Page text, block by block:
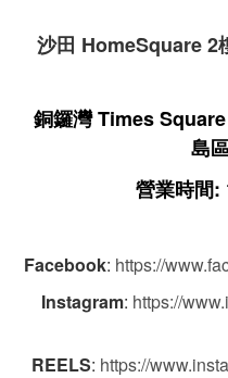
沙田 HomeSquare 2
銅鑼灣 Times
島
營業時間:
Facebook: https://
Instagram: https://
REELS: https://